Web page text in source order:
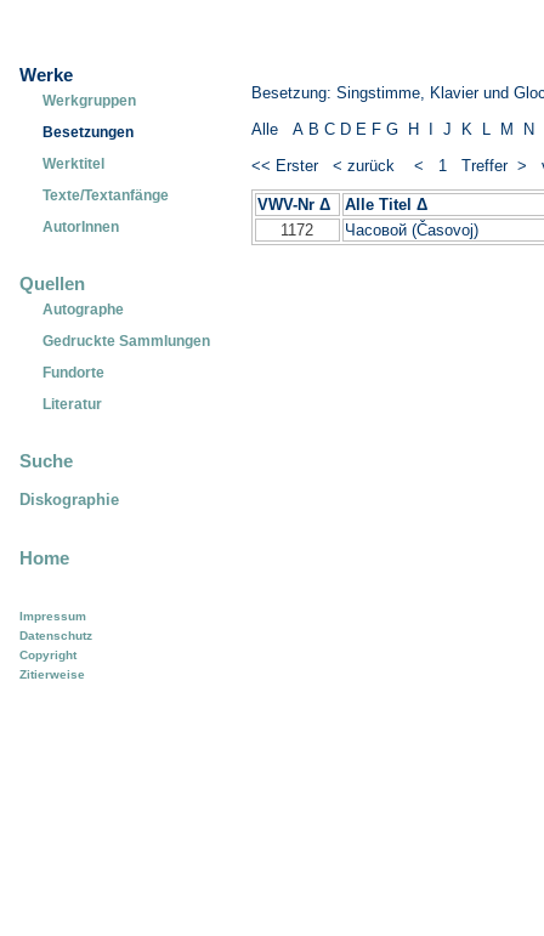
Werke
Werkgruppen
Besetzungen
Werktitel
Texte/Textanfänge
AutorInnen
Quellen
Autographe
Gedruckte Sammlungen
Fundorte
Literatur
Suche
Diskographie
Home
Impressum
Datenschutz
Copyright
Zitierweise
Besetzung: Singstimme, Klavier und
Alle
A B C D E F G H J K L M N
<< Erster
< zurück< 1 Treffer >
VWV-Nr Δ Alle Titel Δ
1172
Часовой (Časovoj)